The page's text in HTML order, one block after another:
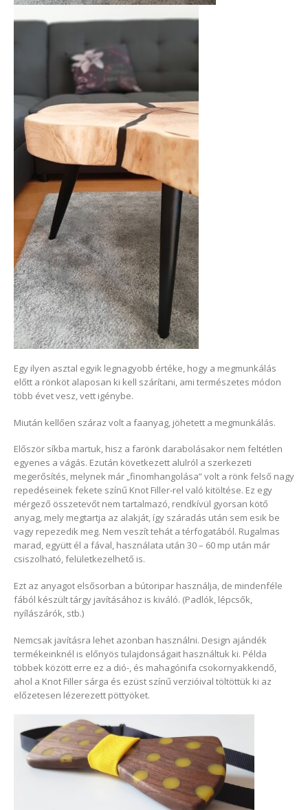
Egy ilyen asztal egyik legnagyobb értéke, hogy a megmunkálás
előtt a rönköt alaposan ki kell szárítani, ami természetes módon
több évet vesz, vett igénybe.
Miután kellően száraz volt a faanyag, jöhetett a megmunkálás.
Először síkba martuk, hisz a farönk darabolásakor nem feltétlen
egyenes a vágás. Ezután következett alulról a szerkezeti
megerősítés, melynek már „finomhangolása” volt a rönk felső nagy
repedéseinek fekete színű Knot Filler-rel való kitöltése. Ez egy
mérgező összetevőt nem tartalmazó, rendkívül gyorsan kötő
anyag, mely megtartja az alakját, így száradás után sem esik be
vagy repezedik meg. Nem veszít tehát a térfogatából. Rugalmas
marad, együtt él a fával, használata után 30 – 60 mp után már
csiszolható, felületkezelhető is.
Ezt az anyagot elsősorban a bútoripar használja, de mindenféle
fából készült tárgy javításához is kiváló. (Padlók, lépcsők,
nyílászárók, stb.)
Nemcsak javításra lehet azonban használni. Design ajándék
termékeinknél is előnyös tulajdonságait használtuk ki. Példa
többek között erre ez a dió-, és mahagónifa csokornyakkendő,
ahol a Knot Filler sárga és ezüst színű verzióival töltöttük ki az
előzetesen lézerezett pöttyöket.